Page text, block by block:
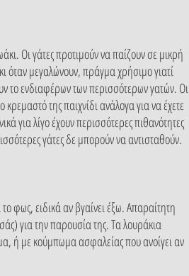
Οι γάτες προτιμούν να παίζουν σε μικρή
όταν μεγαλώνουν, πράγμα χρήσιμο γιατί
το ενδιαφέρων των περισσότερων γατών. Οι
της παιχνίδι ανάλογα για να έχετε
για λίγο έχουν περισσότερες πιθανότητες
γάτες δε μπορούν να αντισταθούν.
φως, ειδικά αν βγαίνει έξω. Απαραίτητη
για την παρουσία της. Τα λουράκια
ή με κούμπωμα ασφαλείας που ανοίγει αν